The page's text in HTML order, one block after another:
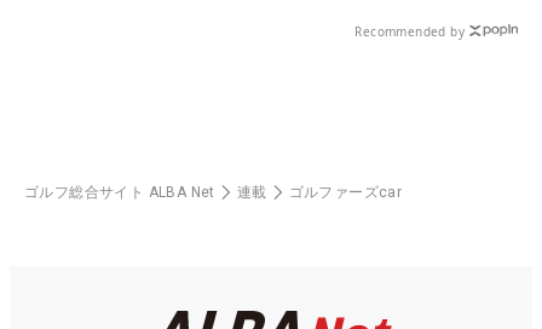
Recommended by
ゴルフ総合サイト ALBA Net 連載 ゴルファーズcar